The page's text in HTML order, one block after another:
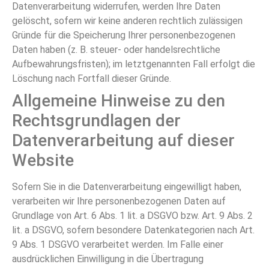
Datenverarbeitung widerrufen, werden Ihre Daten
gelöscht, sofern wir keine anderen rechtlich zulässigen
Gründe für die Speicherung Ihrer personenbezogenen
Daten haben (z. B. steuer- oder handelsrechtliche
Aufbewahrungsfristen); im letztgenannten Fall erfolgt die
Löschung nach Fortfall dieser Gründe.
Allgemeine Hinweise zu den
Rechtsgrundlagen der
Datenverarbeitung auf dieser
Website
Sofern Sie in die Datenverarbeitung eingewilligt haben,
verarbeiten wir Ihre personenbezogenen Daten auf
Grundlage von Art. 6 Abs. 1 lit. a DSGVO bzw. Art. 9 Abs. 2
lit. a DSGVO, sofern besondere Datenkategorien nach Art.
9 Abs. 1 DSGVO verarbeitet werden. Im Falle einer
ausdrücklichen Einwilligung in die Übertragung